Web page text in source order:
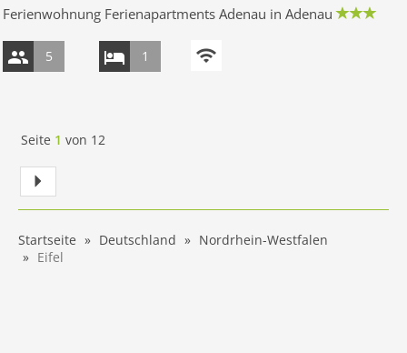
Ferienwohnung Ferienapartments Adenau in Adenau
5 1
Seite 1 von 12
Startseite Deutschland
Nordrhein-Westfalen
Eifel